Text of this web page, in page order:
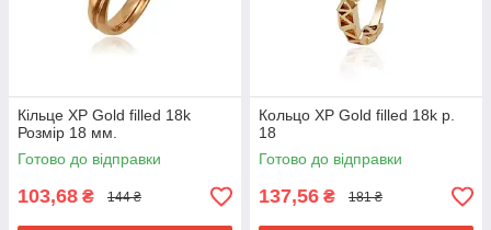
Кільце ХР Gold filled 18k
Розмір 18 мм.
Готово до відправки
103,68 ₴ 144 ₴
Кольцо ХР Gold filled 18k р.
18
Готово до відправки
137,56 ₴ 181 ₴